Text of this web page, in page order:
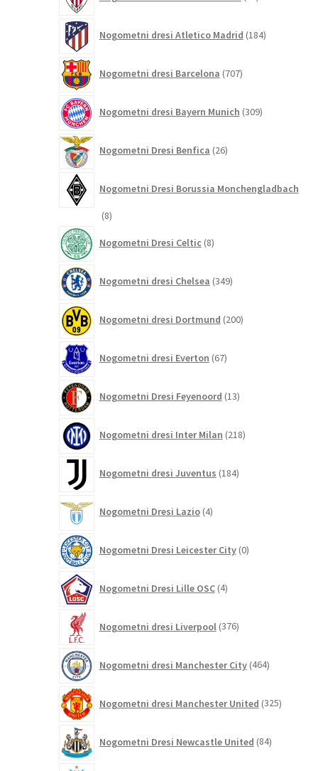
Nogometni dresi Atletico Madrid 184izdelkov
Nogometni dresi Barcelona 707izdelkov
Nogometni dresi Bayern Munich 309izdelkov
Nogometni Dresi Benfica 26izdelkov
Nogometni Dresi Borussia Monchengladbach
88
Nogometni Dresi Celtic 8izdelkov
Nogometni dresi Chelsea 349izdelkov
Nogometni dresi Dortmund 200izdelkov
Nogometni dresi Everton 67izdelkov
Nogometni Dresi Feyenoord 13izdelkov
Nogometni dresi Inter Milan 218izdelkov
Nogometni dresi Juventus 184izdelkov
Nogometni Dresi Lazio 4izdelki
Nogometni Dresi Leicester City 0izdelkov
Nogometni Dresi Lille OSC 4izdelki
Nogometni dresi Liverpool 376izdelkov
Nogometni dresi Manchester City 464izdelkov
Nogometni dresi Manchester United 325izdelkov
Nogometni Dresi Newcastle United 84izdelkov